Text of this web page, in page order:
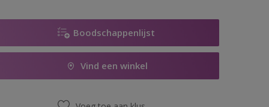
Boodschappenlijst
Vind een winkel